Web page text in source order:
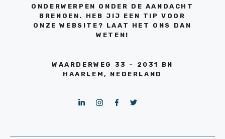
ONDERWERPEN ONDER DE AANDACHT
BRENGEN. HEB JIJ EEN TIP VOOR
ONZE WEBSITE? LAAT HET ONS DAN
WETEN!
WAARDERWEG 33 - 2031 BN
HAARLEM, NEDERLAND